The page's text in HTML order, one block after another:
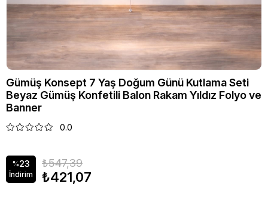
Gümüş Konsept 7 Yaş Doğum Günü Kutlama Seti
Beyaz Gümüş Konfetili Balon Rakam Yıldız Folyo ve
Banner
0.0
%23
İndirim
₺547,39
₺421,07